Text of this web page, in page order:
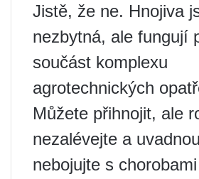
Jistě, že ne. Hnojiva
nezbytná, ale fungují
součást komplexu
agrotechnických
Můžete přihnojit, ale
nezalévejte a
nebojujte s